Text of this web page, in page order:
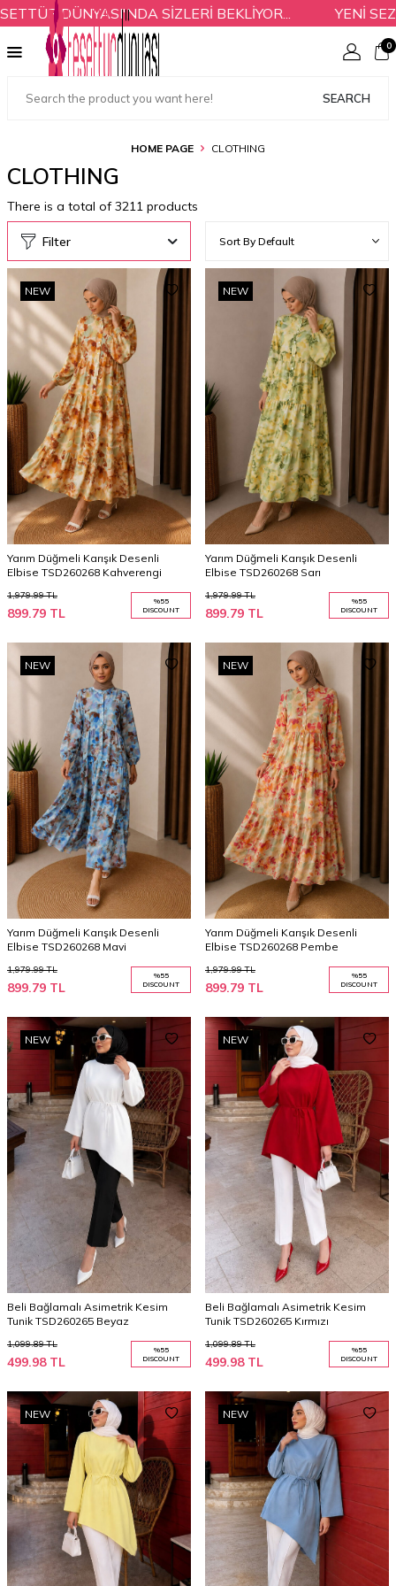
DÜNYASI'NDA SİZLERİ BEKLİYOR... YENİ SEZON
SEARCH
0
HOME PAGE CLOTHING
CLOTHING
There is a total of3211 products
Filter
NEW
Yarım Düğmeli Karışık Desenli
Elbise TSD260268 Kahverengi
1,979.99TL
899.79 TL
%55
DISCOUNT
NEW
Yarım Düğmeli Karışık Desenli
Elbise TSD260268 Sarı
1,979.99TL
899.79 TL
%55
DISCOUNT
NEW
Yarım Düğmeli Karışık Desenli
Elbise TSD260268 Mavi
1,979.99TL
899.79 TL
%55
DISCOUNT
NEW
Yarım Düğmeli Karışık Desenli
Elbise TSD260268 Pembe
1,979.99TL
899.79 TL
%55
DISCOUNT
NEW
Beli Bağlamalı Asimetrik Kesim
Tunik TSD260265 Beyaz
1,099.89TL
499.98TL
%55
DISCOUNT
NEW
Beli Bağlamalı Asimetrik Kesim
Tunik TSD260265 Kırmızı
1,099.89TL
499.98TL
%55
DISCOUNT
NEW NEW